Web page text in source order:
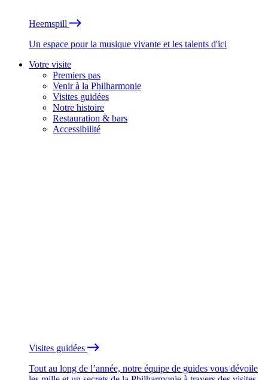
Heemspill
Un espace pour la musique vivante et les talents d'ici
Votre visite
Premiers pas
Venir à la Philharmonie
Visites guidées
Notre histoire
Restauration & bars
Accessibilité
Visites guidées
Tout au long de l’année, notre équipe de guides vous dévoile